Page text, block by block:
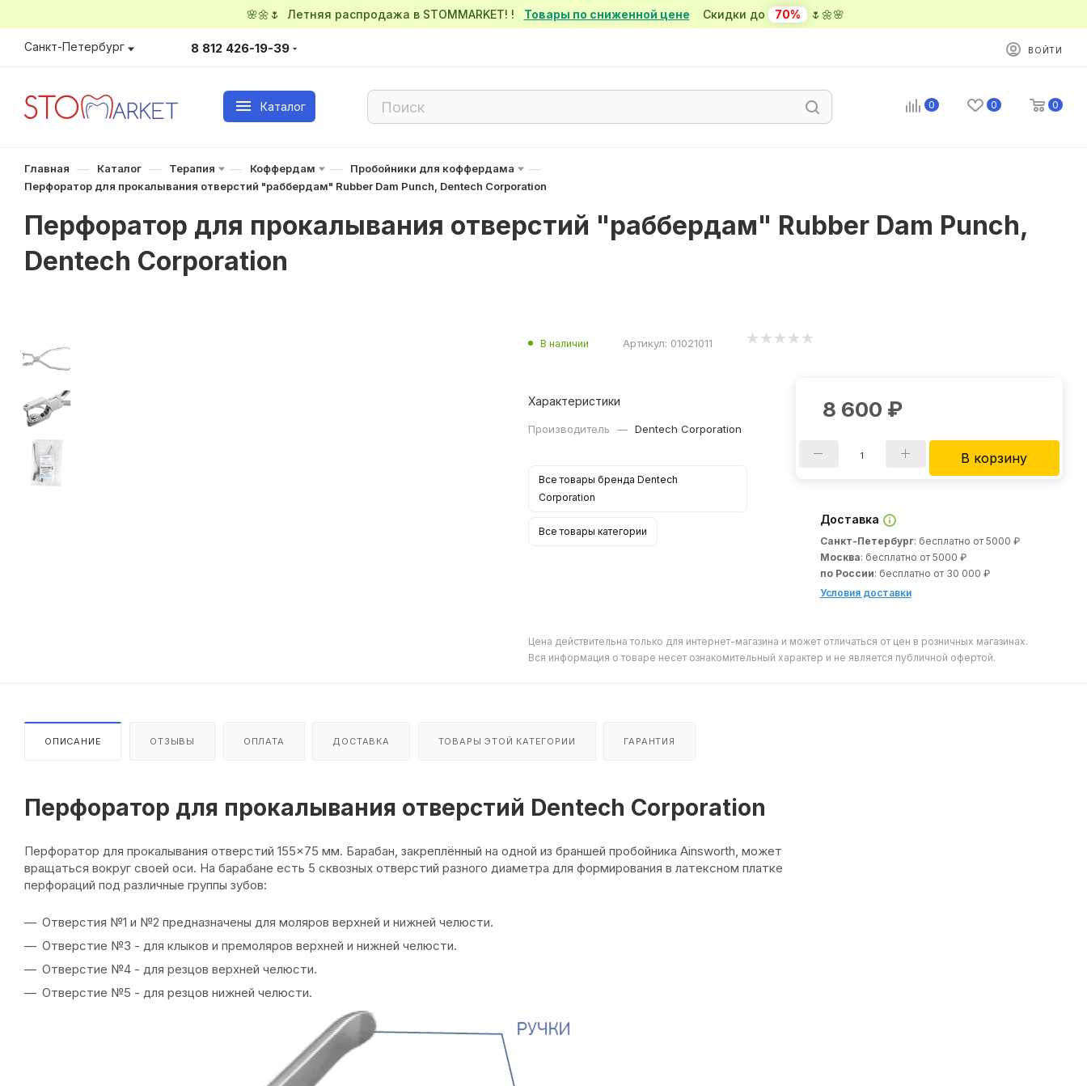
🌸🌼🌷 Летняя распродажа в STOMMARKET! ! Товары по сниженной цене Скидки до 70% 🌷🌼🌸
Санкт-Петербург 8 812 426-19-39 ВОЙТИ
Каталог 0 0 0
Главная — Каталог — Терапия — Коффердам — Пробойники для коффердама —
Перфоратор для прокалывания отверстий "раббердам" Rubber Dam Punch, Dentech Corporation
Перфоратор для прокалывания отверстий "раббердам" Rubber Dam Punch,
Dentech Corporation
В наличии Артикул: 01021011
Характеристики
Производитель — Dentech Corporation
Все товары бренда Dentech
Corporation
Все товары категории
8 600 ₽
В корзину
Доставка
Санкт-Петербург: бесплатно от 5000 ₽
Москва: бесплатно от 5000 ₽
по России: бесплатно от 30 000 ₽
Условия доставки
Цена действительна только для интернет-магазина и может отличаться от цен в розничных магазинах.
Вся информация о товаре несет ознакомительный характер и не является публичной офертой.
ОПИСАНИЕ ОТЗЫВЫ ОПЛАТА ДОСТАВКА ТОВАРЫ ЭТОЙ КАТЕГОРИИ ГАРАНТИЯ
Перфоратор для прокалывания отверстий Dentech Corporation
Перфоратор для прокалывания отверстий 155×75 мм. Барабан, закреплённый на одной из браншей пробойника Ainsworth, может
вращаться вокруг своей оси. На барабане есть 5 сквозных отверстий разного диаметра для формирования в латексном платке
перфораций под различные группы зубов:
Отверстия №1 и №2 предназначены для моляров верхней и нижней челюсти.
Отверстие №3 - для клыков и премоляров верхней и нижней челюсти.
Отверстие №4 - для резцов верхней челюсти.
Отверстие №5 - для резцов нижней челюсти.